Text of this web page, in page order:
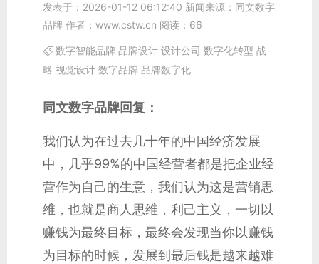
发表于：2026-01-12 06:12:40 新闻来源： 同文数字
品牌 作者： www.cstw.cn 阅读： 66
数字智能品牌 品牌设计 设计公司 数字化转型 战
略 视觉设计 数字品牌 品牌数字化
同文数字品牌回复：
我们认为在过去几十年的中国经济发展
中，几乎99%的中国经营者都是把企业经
营作为自己的生意，我们认为这是营销思
维，也就是商人思维，利己主义，一切以
赚钱为最终目标，最终会发现当你以赚钱
为目标的时候，发展到最后钱是越来越难